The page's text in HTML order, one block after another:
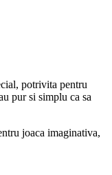
potrivita pentru
pur si simplu ca sa
joaca imaginativa,